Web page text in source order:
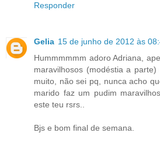
Responder
Gelia 15 de junho de 2012 às
Hummmmmm adoro Adriana,
maravilhosos (modéstia a
muito, não sei pq, nunca acho
marido faz um pudim
este teu rsrs..
Bjs e bom final de semana.